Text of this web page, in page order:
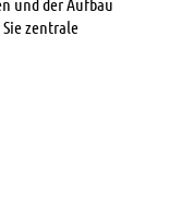
und der Aufbau
zentrale